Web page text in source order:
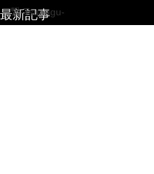
繋-Tsunagu-
最新記事